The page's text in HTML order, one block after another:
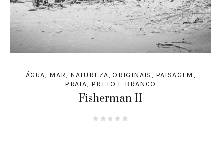
ÁGUA, MAR, NATUREZA,ORIGINAIS , PAISAGEM ,
PRAIA, PRETO E BRANCO
Fisherman II